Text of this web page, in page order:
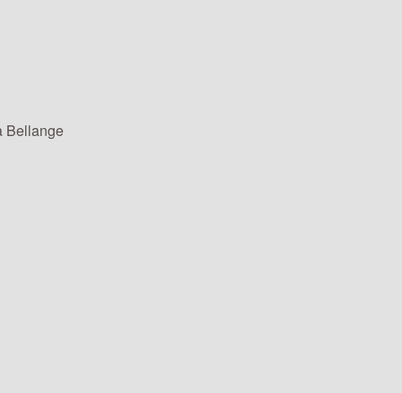
Bellange